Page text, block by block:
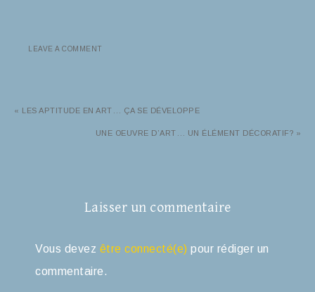
LEAVE A COMMENT
« LES APTITUDE EN ART… ÇA SE DÉVELOPPE
UNE OEUVRE D’ART… UN ÉLÉMENT DÉCORATIF? »
Laisser un commentaire
Vous devez être connecté(e) pour rédiger un
commentaire.